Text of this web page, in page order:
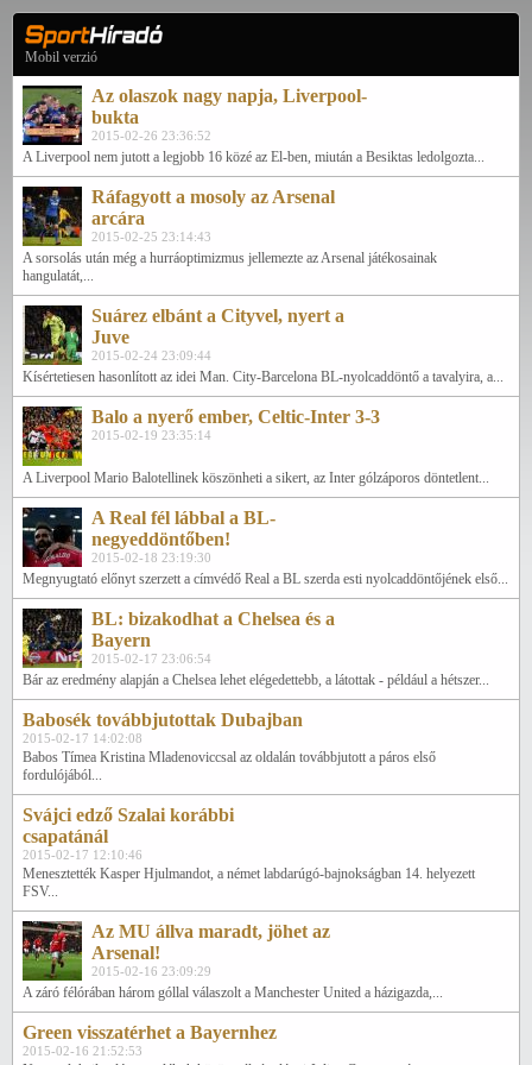
Mobil verzió
Az olaszok nagy napja, Liverpool-
bukta
2015-02-26 23:36:52
A Liverpool nem jutott a legjobb 16 közé az El-ben, miután a Besiktas ledolgozta...
Ráfagyott a mosoly az Arsenal
arcára
2015-02-25 23:14:43
A sorsolás után még a hurráoptimizmus jellemezte az Arsenal játékosainak
hangulatát,...
Suárez elbánt a Cityvel, nyert a
Juve
2015-02-24 23:09:44
Kísértetiesen hasonlított az idei Man. City-Barcelona BL-nyolcaddöntő a tavalyira, a...
Balo a nyerő ember, Celtic-Inter 3-3
2015-02-19 23:35:14
A Liverpool Mario Balotellinek köszönheti a sikert, az Inter gólzáporos döntetlent...
A Real fél lábbal a BL-
negyeddöntőben!
2015-02-18 23:19:30
Megnyugtató előnyt szerzett a címvédő Real a BL szerda esti nyolcaddöntőjének első...
BL: bizakodhat a Chelsea és a
Bayern
2015-02-17 23:06:54
Bár az eredmény alapján a Chelsea lehet elégedettebb, a látottak - például a hétszer...
Babosék továbbjutottak Dubajban
2015-02-17 14:02:08
Babos Tímea Kristina Mladenoviccsal az oldalán továbbjutott a páros első
fordulójából...
Svájci edző Szalai korábbi
csapatánál
2015-02-17 12:10:46
Menesztették Kasper Hjulmandot, a német labdarúgó-bajnokságban 14. helyezett
FSV...
Az MU állva maradt, jöhet az
Arsenal!
2015-02-16 23:09:29
A záró félórában három góllal válaszolt a Manchester United a házigazda,...
Green visszatérhet a Bayernhez
2015-02-16 21:52:53